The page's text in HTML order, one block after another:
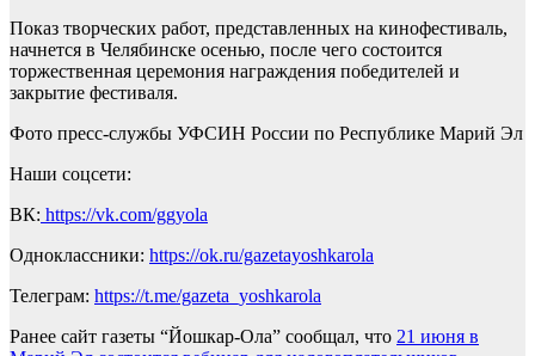
Показ творческих работ, представленных на кинофестиваль,
начнется в Челябинске осенью, после чего состоится
торжественная церемония награждения победителей и
закрытие фестиваля.
Фото пресс-службы УФСИН России по Республике Марий Эл
Наши соцсети:
ВК: https://vk.com/ggyola
Одноклассники: https://ok.ru/gazetayoshkarola
Телеграм: https://t.me/gazeta_yoshkarola
Ранее сайт газеты “Йошкар-Ола” сообщал, что 21 июня в